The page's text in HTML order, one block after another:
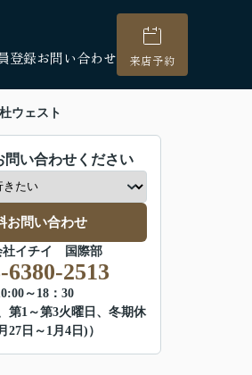
登録お問い合わせ 来店予約
ウェスト
問い合わせください
お問い合わせ
社イチイ 国際部
6380-2513
～18：30
第1～第3火曜日、冬期休
27日～1月4日)）